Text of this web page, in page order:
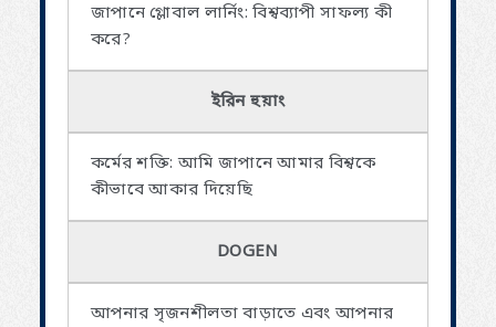
জাপানে গ্লোবাল লার্নিং: বিশ্বব্যাপী সাফল্য কী
করে?
ইরিন হুয়াং
কর্মের শক্তি: আমি জাপানে আমার বিশ্বকে
কীভাবে আকার দিয়েছি
DOGEN
আপনার সৃজনশীলতা বাড়াতে এবং আপনার